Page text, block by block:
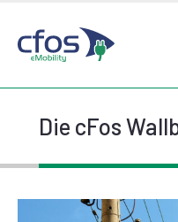
Die cFos